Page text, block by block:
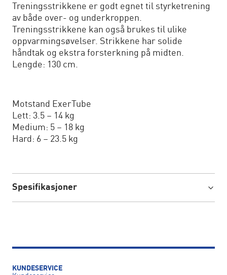
Treningsstrikkene er godt egnet til styrketrening
av både over- og underkroppen.
Treningsstrikkene kan også brukes til ulike
oppvarmingsøvelser. Strikkene har solide
håndtak og ekstra forsterkning på midten.
Lengde: 130 cm.
Motstand ExerTube
Lett: 3.5 – 14 kg
Medium: 5 – 18 kg
Hard: 6 – 23.5 kg
Spesifikasjoner
KUNDESERVICE